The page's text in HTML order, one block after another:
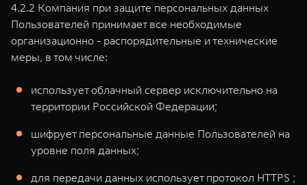
4.2.2 Компания при защите персональных данных
Пользователей принимает все необходимые
организационно - распорядительные и технические
меры, в том числе:
использует облачный сервер исключительно на
территории Российской Федерации;
шифрует персональные данные Пользователей на
уровне поля данных;
для передачи данных использует протокол HTTPS ;